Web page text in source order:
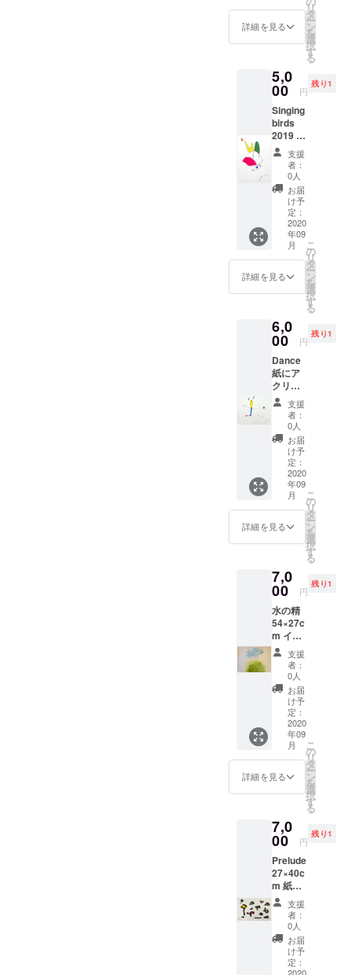
詳細を見る
リ
タ
ー
ン
を
選
択
す
る
5,0
00 円
残り1
Singing
birds
2019 レ
イクス
タジオ
ベルリ
ンで制
イズ 紙
にアク
リル、
インク
支援
者：
0人
お届
け予
定：
2020
年09
月
詳細を見る
こ
の
リ
タ
ー
ン
を
選
択
す
る
6,0
00 円
残り1
Dance
紙にア
クリ
ル、イ
ンク
20×22c
m
支援
者：
0人
お届
け予
定：
2020
年09
月
詳細を見る
こ
の
リ
タ
ー
ン
を
選
択
す
る
7,0
00 円
残り1
水の精
54×27c
m イラ
スト
ボー
ド 画
材 ア
クリ
ル、イ
ンク ※
裏に落
書きあ
り。フ
レーム
に入れ
る場合
たりは
しませ
ん。
支援
者：
0人
お届
け予
定：
2020
年09
月
詳細を見る
こ
の
リ
タ
ー
ン
を
選
択
す
る
7,0
00 円
残り1
Prelude
27×40c
m 紙に
アクリ
ル、イ
ンク
支援
者：
0人
お届
け予
定：
2020